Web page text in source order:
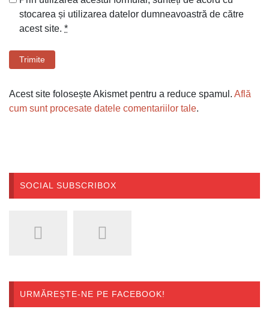
stocarea și utilizarea datelor dumneavoastră de către
acest site. *
Trimite
Acest site folosește Akismet pentru a reduce spamul. Află
cum sunt procesate datele comentariilor tale.
SOCIAL SUBSCRIBOX
URMĂREȘTE-NE PE FACEBOOK!